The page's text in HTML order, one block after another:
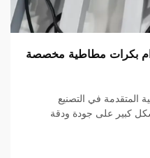
بكرات مطاطية مخصصة
المتقدمة في التصنيع
كبير على جودة ودقة
المكونات الأساسية...